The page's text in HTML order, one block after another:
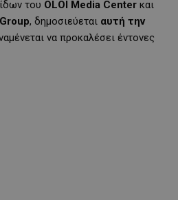
του OLOI Media Center και
, δημοσιεύεται αυτή την
να προκαλέσει έντονες